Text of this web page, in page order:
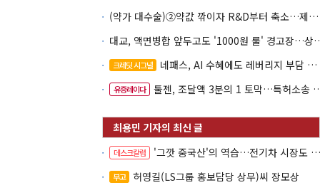
(약가 대수술)②약값 깎이자 R&D부터 축소…제약업계 비상경영 돌입
대교, 액면병합 앞두고
크레딧 시그널 네패스, AI 수혜에도 레버리지 부담 여전
유증레이다 툴젠, 조달액 3분의 1 토막…특허소송 비용부터 챙긴다
데스크칼럼 '그깟 중국산'의 역습…전기차 시장도 내줄 셈인가
부고
허영길(LS그룹 홍보담당 상무)씨 장모상